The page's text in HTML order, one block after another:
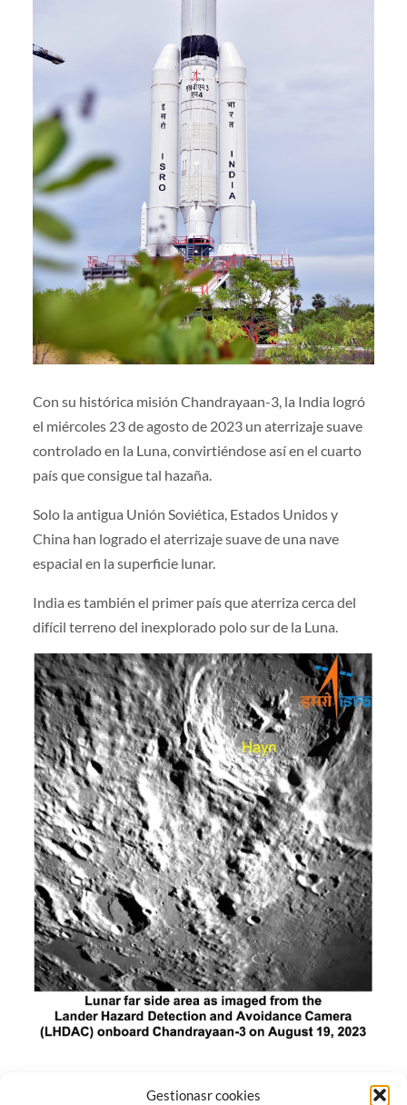
Gestionasr cookies
Con su histórica misión Chandrayaan-3, la India logró
el miércoles 23 de agosto de 2023 un aterrizaje suave
controlado en la Luna, convirtiéndose así en el cuarto
país que consigue tal hazaña.
Solo la antigua Unión Soviética, Estados Unidos y
China han logrado el aterrizaje suave de una nave
espacial en la superficie lunar.
India es también el primer país que aterriza cerca del
difícil terreno del inexplorado polo sur de la Luna.